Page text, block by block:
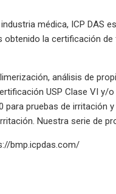
médica, ICP DAS
la certificación
análisis de
USP Clase VI y/
pruebas de irritación
Nuestra serie de
bmp.icpdas.com/